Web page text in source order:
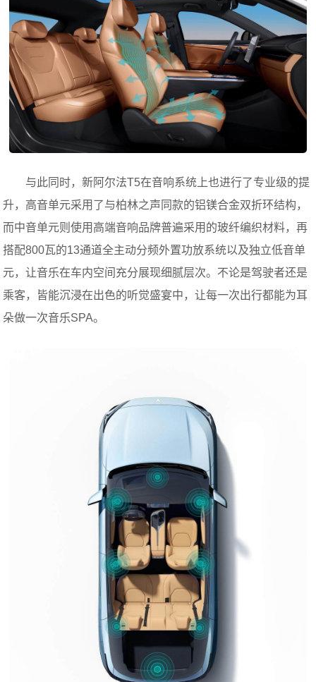
与此同时，新阿尔法T5在音响系统上也进行了专业级的提
升，高音单元采用了与柏林之声同款的铝镁合金双折环结构，
而中音单元则使用高端音响品牌普遍采用的玻纤编织材料，再
搭配800瓦的13通道全主动分频外置功放系统以及独立低音单
元，让音乐在车内空间充分展现细腻层次。不论是驾驶者还是
乘客，皆能沉浸在出色的听觉盛宴中，让每一次出行都能为耳
朵做一次音乐SPA。